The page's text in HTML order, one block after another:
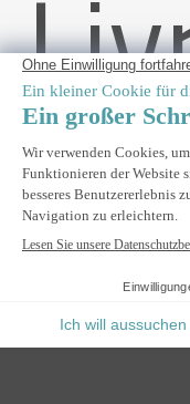
Lot de 2 stores pour
7016) - H.250 x L.180
Informez-moi du